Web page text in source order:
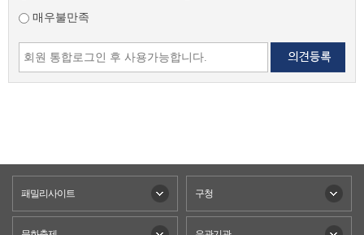
매우불만족
패밀리사이트 구청